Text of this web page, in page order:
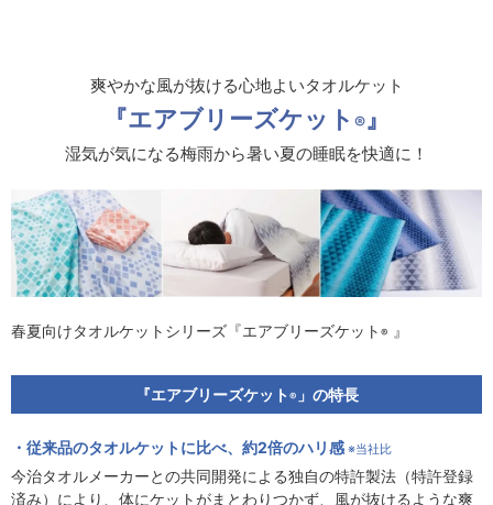
爽やかな風が抜ける心地よいタオルケット
『エアブリーズケット ®』
湿気が気になる梅雨から暑い夏の睡眠を快適に！
春夏向けタオルケットシリーズ『エアブリーズケット ® 』
『エアブリーズケット® 」の特長
従来品のタオルケットに比べ、約2倍のハリ感 ※当社比
今治タオルメーカーとの共同開発による独自の特許製法（特許登録
済み）により、体にケットがまとわりつかず、風が抜けるような爽